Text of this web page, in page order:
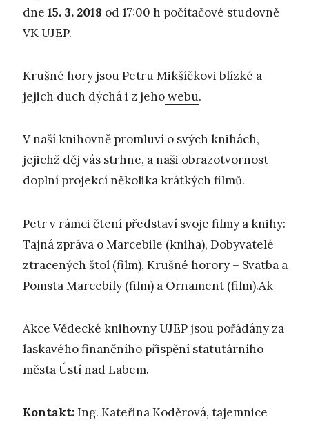
dne 15. 3. 2018 od 17:00 h počítačové studovně
VK UJEP.
Krušné hory jsou Petru Mikšíčkovi blízké a
jejich duch dýchá i z jehowebu.
V naší knihovně promluví o svých knihách,
jejichž děj vás strhne, a naši obrazotvornost
doplní projekcí několika krátkých filmů.
Petr v rámci čtení představí svoje filmy a knihy:
Tajná zpráva o Marcebile (kniha), Dobyvatelé
ztracených štol (film), Krušné horory – Svatba a
Pomsta Marcebily (film) a Ornament (film).Ak
Akce Vědecké knihovny UJEP jsou pořádány za
laskavého finančního přispění statutárního
města Ústí nad Labem.
Kontakt:Ing. Kateřina Koděrová, tajemnice